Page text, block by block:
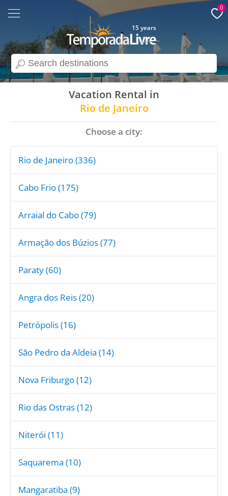
search
15 years
0
Vacation Rental in
Rio de Janeiro
Choose a city:
Rio de Janeiro (336)
Cabo Frio (175)
Arraial do Cabo (79)
Armação dos Búzios (77)
Paraty (60)
Angra dos Reis (20)
Petrópolis (16)
São Pedro da Aldeia (14)
Nova Friburgo (12)
Rio das Ostras (12)
Niterói (11)
Saquarema (10)
Mangaratiba (9)